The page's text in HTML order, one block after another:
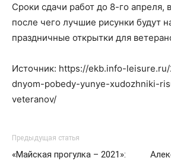
Сроки сдачи работ до 8-го апреля,
после чего лучшие рисунки будут
праздничные открытки для
Источник: https://ekb.info-
dnyom-pobedy-yunye-xudozhniki-
veteranov/
Предыдущая статья
«Майская прогулка – 2021»: